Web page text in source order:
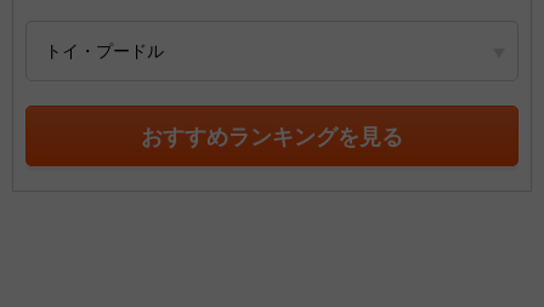
トイ・プードル
おすすめランキングを見る